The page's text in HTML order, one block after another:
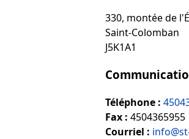
330, montée de
Saint-Colomban
J5K1A1
Téléphone :
Fax : 4504365955
Courriel :